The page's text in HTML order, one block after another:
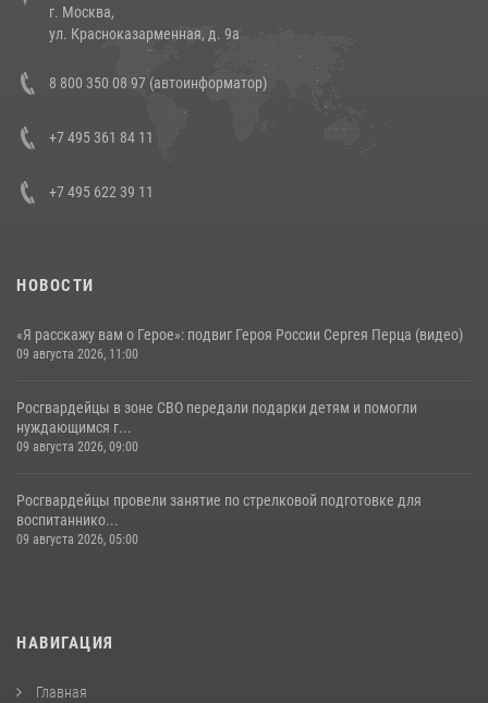
14 июля 2026, 12:20
Состоялась рабочая встреча директора Росгвардии Героя России
генерала армии Виктора Золотова с заместителем полномочного
представителя Президента Российской Федерации в Северо-
Кавказском федеральном округе Виталием Кузнецовым
г. Москва,
ул. Красноказарменная, д. 9а
8 800 350 08 97 (автоинформатор)
+7 495 361 84 11
+7 495 622 39 11
НОВОСТИ
«Я расскажу вам о Герое»: подвиг Героя России Сергея Перца (видео)
09 августа 2026, 11:00
Росгвардейцы в зоне СВО передали подарки детям и помогли
нуждающимся г...
09 августа 2026, 09:00
Росгвардейцы провели занятие по стрелковой подготовке для
воспитаннико...
09 августа 2026, 05:00
НАВИГАЦИЯ
Главная